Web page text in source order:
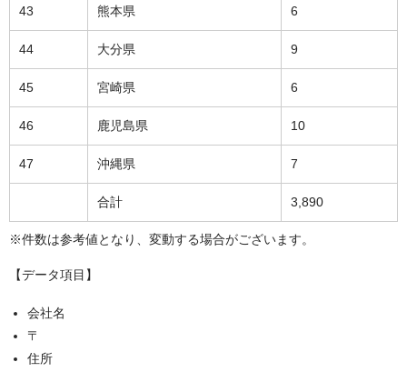
43 熊本県 6
44 大分県 9
45 宮崎県 6
46 鹿児島県 10
47 沖縄県 7
合計 3,890
※件数は参考値となり、変動する場合がございます。
【データ項目】
会社名
〒
住所